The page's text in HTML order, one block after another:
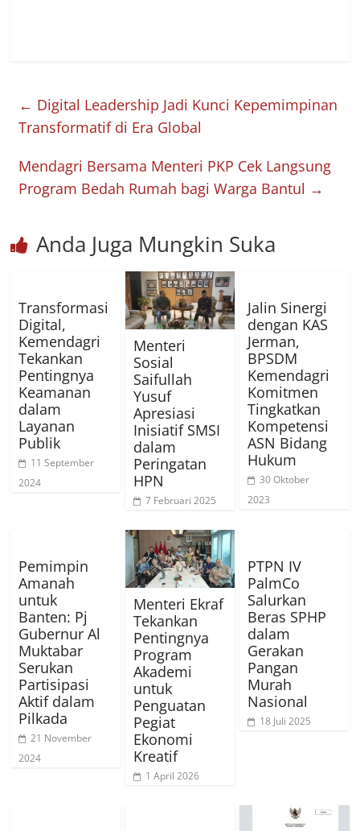
← Digital Leadership Jadi Kunci Kepemimpinan
Transformatif di Era Global
Mendagri Bersama Menteri PKP Cek Langsung
Program Bedah Rumah bagi Warga Bantul →
Anda Juga Mungkin Suka
Transformasi
Digital,
Kemendagri
Tekankan
Pentingnya
Keamanan
dalam
Layanan
Publik
11 September
2024
Menteri
Sosial
Saifullah
Yusuf
Apresiasi
Inisiatif SMSI
dalam
Peringatan
HPN
7 Februari 2025
Jalin Sinergi
dengan KAS
Jerman,
BPSDM
Kemendagri
Komitmen
Tingkatkan
Kompetensi
ASN Bidang
Hukum
30 Oktober
2023
Pemimpin
Amanah
untuk
Banten: Pj
Gubernur Al
Muktabar
Serukan
Partisipasi
Aktif dalam
Pilkada
21 November
2024
Menteri Ekraf
Tekankan
Pentingnya
Program
Akademi
untuk
Penguatan
Pegiat
Ekonomi
Kreatif
1 April 2026
PTPN IV
PalmCo
Salurkan
Beras SPHP
dalam
Gerakan
Pangan
Murah
Nasional
18 Juli 2025